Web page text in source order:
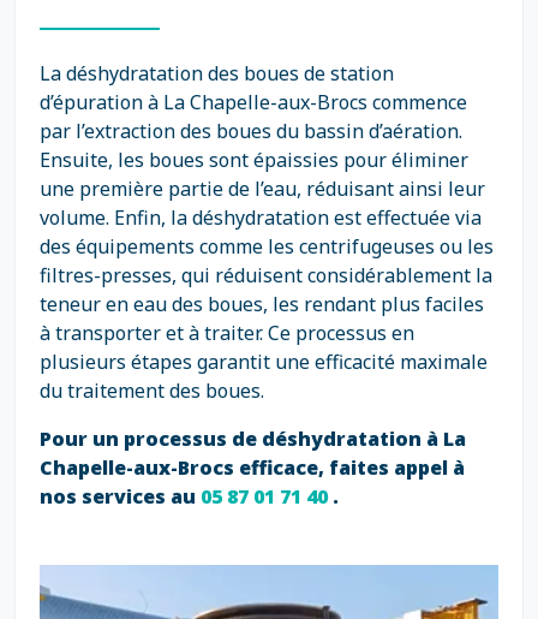
La déshydratation des boues de station
d’épuration à La Chapelle-aux-Brocs commence
par l’extraction des boues du bassin d’aération.
Ensuite, les boues sont épaissies pour éliminer
une première partie de l’eau, réduisant ainsi leur
volume. Enfin, la déshydratation est effectuée via
des équipements comme les centrifugeuses ou les
filtres-presses, qui réduisent considérablement la
teneur en eau des boues, les rendant plus faciles
à transporter et à traiter. Ce processus en
plusieurs étapes garantit une efficacité maximale
du traitement des boues.
Pour un processus de déshydratation à La
Chapelle-aux-Brocs efficace, faites appel à
nos services au 05 87 01 71 40.